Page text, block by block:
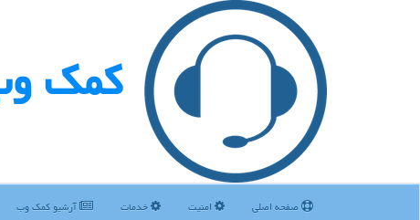
كمك
صفحه اصلی امنیت خدمات آرشیو كمك وب